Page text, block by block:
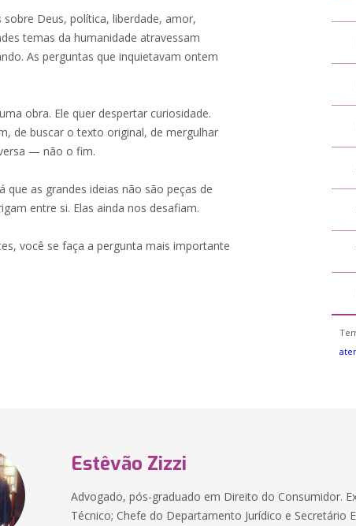
Deus, política, liberdade, amor,
temas da humanidade atravessam
As perguntas que inquietavam ontem
obra. Ele quer despertar curiosidade.
de buscar o texto original, de mergulhar
— não o fim.
que as grandes ideias não são peças de
entre si. Elas ainda nos desafiam.
você se faça a pergunta mais importante
Estêvão Zizzi
Advogado, pós-graduado em Direito do Consumidor.
Técnico; Chefe do Departamento Jurídico e Secretário